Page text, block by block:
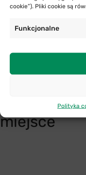
cookie”). Pliki cookie są
Funkcjonalne
Polityka
Wspólne
o
Wersja polska (PL)
Wersja polsko-
Wersja polsko-
Jeśli Twój
miejsce